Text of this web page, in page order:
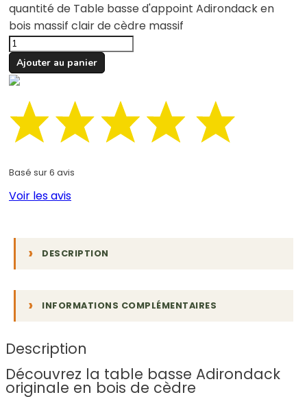
quantité de Table basse d'appoint Adirondack en
bois massif clair de cèdre massif
Ajouter au panier
Basé sur 6 avis
Voir les avis
DESCRIPTION
INFORMATIONS COMPLÉMENTAIRES
Description
Découvrez la table basse Adirondack
originale en bois de cèdre